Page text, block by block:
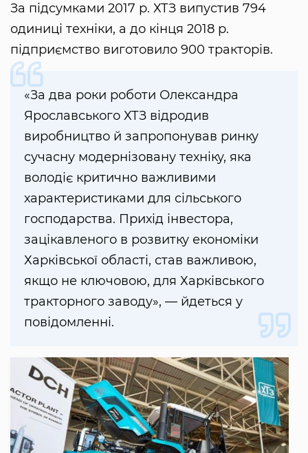
За підсумками 2017 р. ХТЗ випустив 794
одиниці техніки, а до кінця 2018 р.
підприємство виготовило 900 тракторів.
«За два роки роботи Олександра
Ярославського ХТЗ відродив
виробництво й запропонував ринку
сучасну модернізовану техніку, яка
володіє критично важливими
характеристиками для сільського
господарства. Прихід інвестора,
зацікавленого в розвитку економіки
Харківської області, став важливою,
якщо не ключовою, для Харківського
тракторного заводу», — йдеться у
повідомленні.